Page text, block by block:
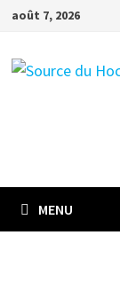
Passer
contenu
août 7, 2026
MENU